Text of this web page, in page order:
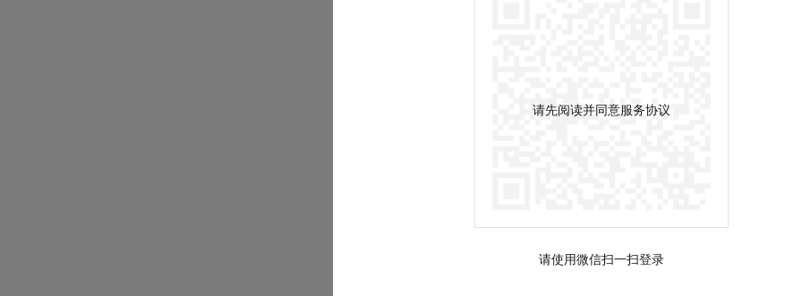
请先阅读并同意服务协议
请使用微信扫一扫登录